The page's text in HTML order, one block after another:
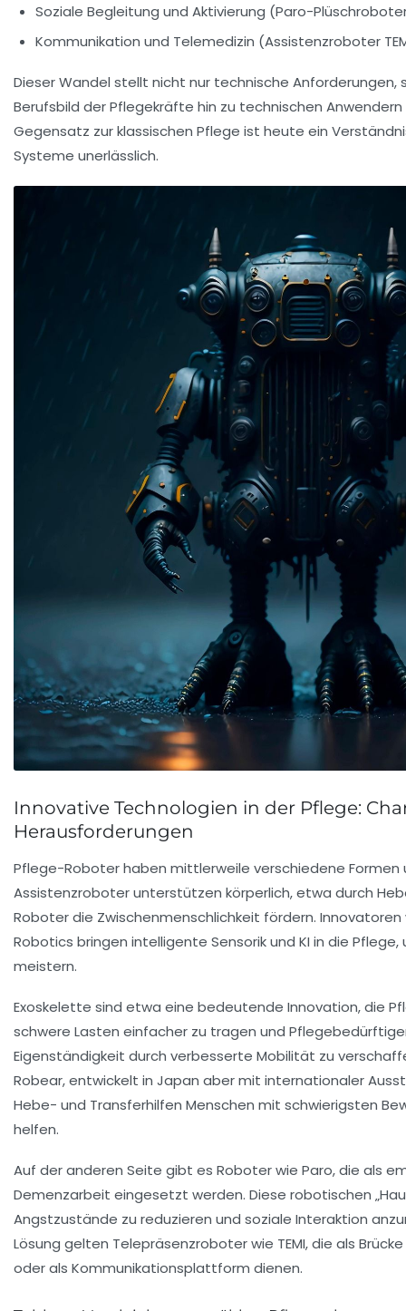
Soziale Begleitung und Aktivierung (Paro-
Kommunikation und Telemedizin (Assistenzroboter
Dieser Wandel stellt nicht nur technische
Berufsbild der Pflegekräfte hin zu technischen
Gegensatz zur klassischen Pflege ist heute ein
Systeme unerlässlich.
Innovative Technologien in der Pflege:
Herausforderungen
Pflege-Roboter haben mittlerweile verschiedene Formen
Assistenzroboter unterstützen körperlich, etwa durch
Roboter die Zwischenmenschlichkeit fördern. Innovatoren
Robotics bringen intelligente Sensorik und KI in die
meistern.
Exoskelette sind etwa eine bedeutende Innovation, die
schwere Lasten einfacher zu tragen und
Eigenständigkeit durch verbesserte Mobilität zu
Robear, entwickelt in Japan aber mit internationaler
Hebe- und Transferhilfen Menschen mit schwierigsten
helfen.
Auf der anderen Seite gibt es Roboter wie Paro, die als
Demenzarbeit eingesetzt werden. Diese robotischen
Angstzustände zu reduzieren und soziale Interaktion
Lösung gelten Telepräsenzroboter wie TEMI, die als
oder als Kommunikationsplattform dienen.